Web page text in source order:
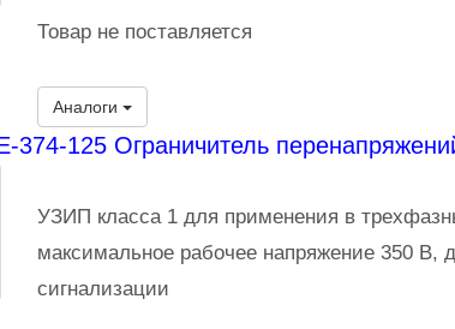
Товар не поставляется
Аналоги
374-125 Ограничитель
УЗИП класса 1 для применения в
максимальное рабочее напряжение 350 В,
сигнализации